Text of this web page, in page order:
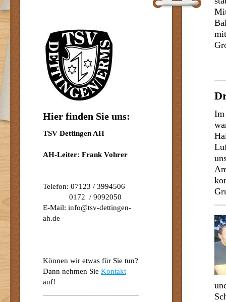
Im
Hier finden Sie uns:
TSV Dettingen AH
AH-Leiter: Frank Vohrer
Telefon: 07123 / 3994506
0172 / 9092050
E-Mail: info@tsv-dettingen-
ah.de
Können wir etwas für Sie tun?
Dann nehmen Sie Kontakt
auf!